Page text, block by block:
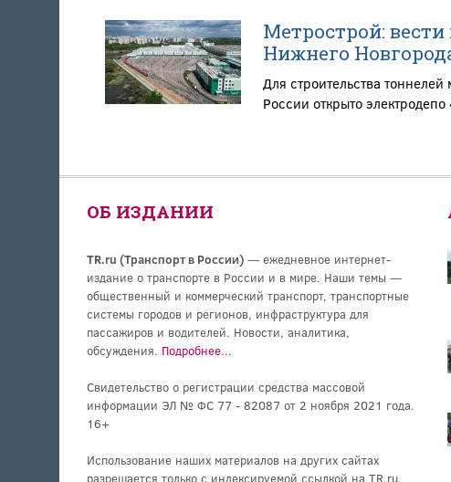
Метрострой:
Нижнего
Для строительства
России открыто
ОБ ИЗДАНИИ
TR.ru (Транспорт в России)— ежедневное интернет-
издание о транспорте в России и в мире. Наши темы —
общественный и коммерческий транспорт, транспортные
системы городов и регионов, инфраструктура для
пассажиров и водителей. Новости, аналитика,
обсуждения. Подробнее...
Свидетельство о регистрации средства массовой
информации ЭЛ № ФС 77 - 82087 от 2 ноября 2021 года.
16+
Использование наших материалов на других сайтах
разрешается только с индексируемой ссылкой на TR.ru.